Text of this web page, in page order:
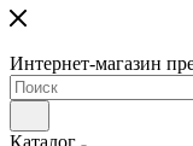
Интернет-магазин
Каталог